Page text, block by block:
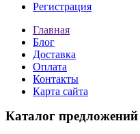
Регистрация
Главная
Блог
Доставка
Оплата
Контакты
Карта сайта
Каталог предложений